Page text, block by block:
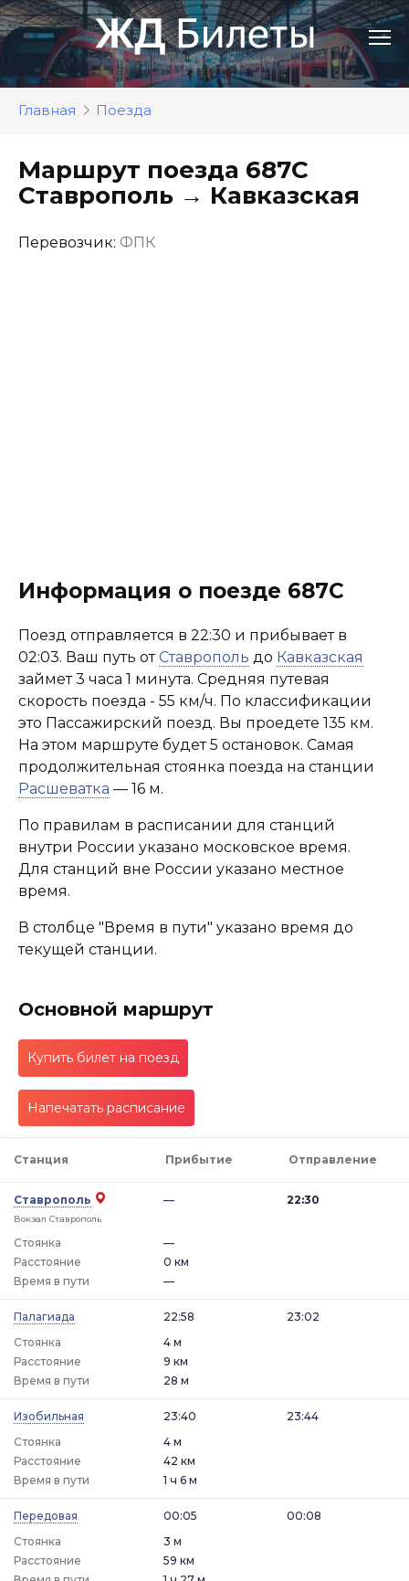
Перейти
к
контенту
Главная Поезда
Маршрут поезда 687С
Ставрополь → Кавказская
Перевозчик: ФПК
Информация о поезде 687С
Поезд отправляется в 22:30 и прибывает в
02:03. Ваш путь отСтаврополь до Кавказская
займет 3 часа 1 минута. Средняя путевая
скорость поезда - 55 км/ч. По классификации
это Пассажирский поезд. Вы проедете 135 км.
На этом маршруте будет 5 остановок. Самая
продолжительная стоянка поезда на станции
Расшеватка — 16 м.
По правилам в расписании для станций
внутри России указано московское время.
Для станций вне России указано местное
время.
В столбце "Время в пути" указано время до
текущей станции.
Основной маршрут
Купить билет на поезд
Напечатать расписание
Станция Прибытие Отправление
Ставрополь
Вокзал Ставрополь
—
Стоянка —
22:30
Расстояние
0 км
Время в пути
—
Палагиада
22:58
Стоянка
4 м
23:02
Расстояние
9 км
Время в пути
28 м
Изобильная
23:40
Стоянка
4 м
23:44
Расстояние
42 км
Время в пути
1 ч 6 м
Передовая
00:05
Стоянка
3 м
00:08
Расстояние
59 км